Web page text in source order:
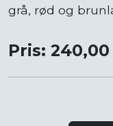
grå, rød og
Pris: